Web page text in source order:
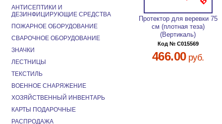
Протектор для веревки 75
см (плотная теза)
(Вертикаль)
Код № C015569
466.00руб.
АНТИСЕПТИКИ И
ДЕЗИНФИЦИРУЮЩИЕ СРЕДСТВА
ПОЖАРНОЕ ОБОРУДОВАНИЕ
СВАРОЧНОЕ ОБОРУДОВАНИЕ
ЗНАЧКИ
ЛЕСТНИЦЫ
ТЕКСТИЛЬ
ВОЕННОЕ СНАРЯЖЕНИЕ
ХОЗЯЙСТВЕННЫЙ ИНВЕНТАРЬ
КАРТЫ ПОДАРОЧНЫЕ
РАСПРОДАЖА